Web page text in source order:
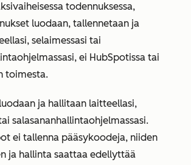
todennuksessa,
luodaan, tallennetaan ja
selaimessasi tai
ei HubSpotissa tai
toimesta.
ja hallitaan laitteellasi,
salasananhallintaohjelmassasi.
ei tallenna pääsykoodeja, niiden
ja hallinta saattaa edellyttää